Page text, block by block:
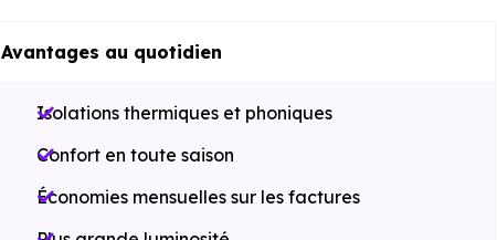
Avantages au quotidien
Isolations thermiques et phoniques
Confort en toute saison
Économies mensuelles sur les factures